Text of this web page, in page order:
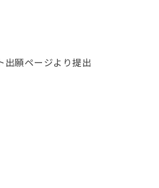
出願ページより提出